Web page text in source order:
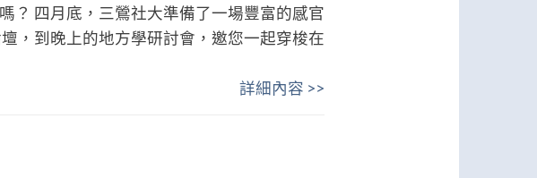
？ 四月底，三鶯社大準備了一場豐富的感官
，到晚上的地方學研討會，邀您一起穿梭在
詳細內容 >>